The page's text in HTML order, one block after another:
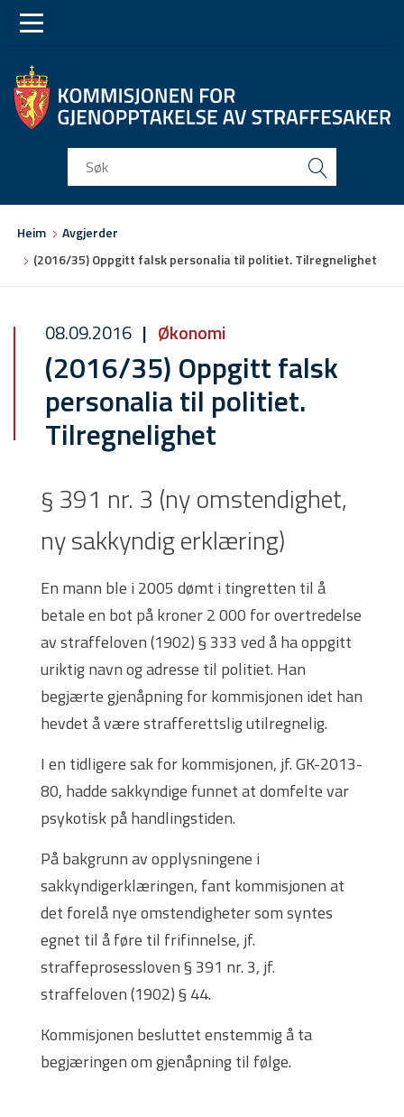
to
to
Heim
Avgjerder
(2016/35) Oppgitt falsk personalia til politiet. Tilregnelighet
08.09.2016 Økonomi
(2016/35) Oppgitt falsk
personalia til politiet.
Tilregnelighet
§ 391 nr. 3 (ny omstendighet,
ny sakkyndig erklæring)
En mann ble i 2005 dømt i tingretten til å
betale en bot på kroner 2 000 for overtredelse
av straffeloven (1902) § 333 ved å ha oppgitt
uriktig navn og adresse til politiet. Han
begjærte gjenåpning for kommisjonen idet han
hevdet å være strafferettslig utilregnelig.
I en tidligere sak for kommisjonen, jf. GK-2013-
80, hadde sakkyndige funnet at domfelte var
psykotisk på handlingstiden.
På bakgrunn av opplysningene i
sakkyndigerklæringen, fant kommisjonen at
det forelå nye omstendigheter som syntes
egnet til å føre til frifinnelse, jf.
straffeprosessloven § 391 nr. 3, jf.
straffeloven (1902) § 44.
Kommisjonen besluttet enstemmig å ta
begjæringen om gjenåpning til følge.